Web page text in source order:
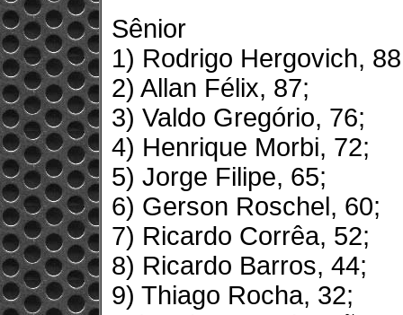
Sênior
1) Rodrigo Hergovich,
2) Allan Félix, 87;
3) Valdo Gregório, 76;
4) Henrique Morbi, 72;
5) Jorge Filipe, 65;
6) Gerson Roschel, 60;
7) Ricardo Corrêa, 52;
8) Ricardo Barros, 44;
9) Thiago Rocha, 32;